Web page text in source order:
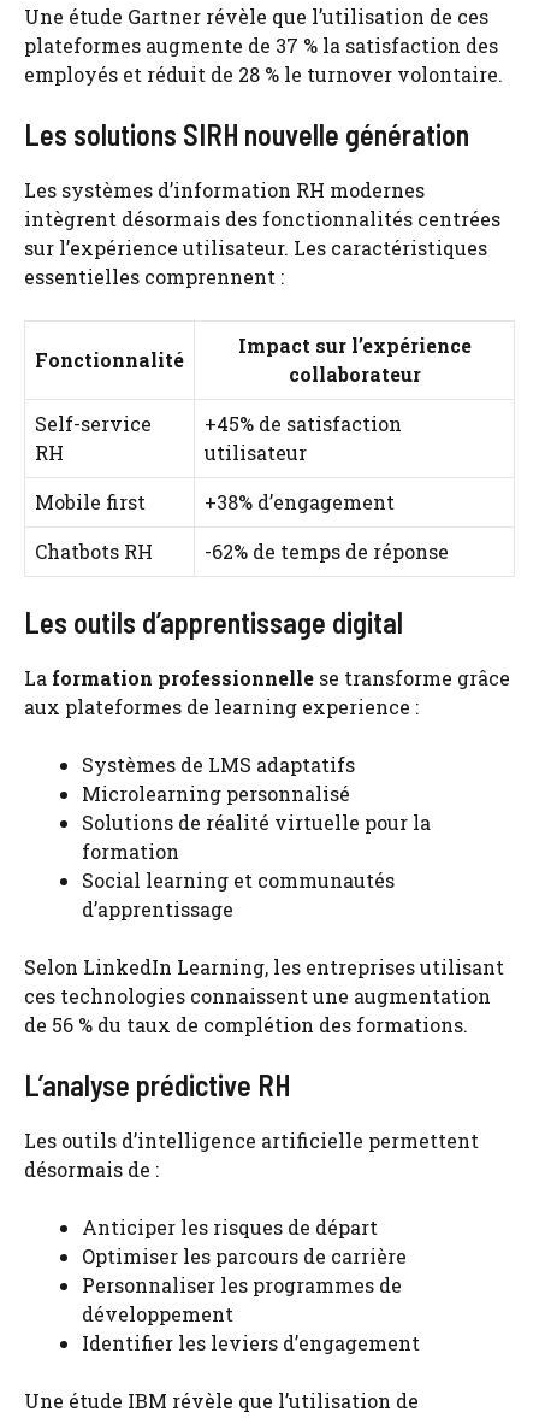
Une étude Gartner révèle que l’utilisation de ces
plateformes augmente de 37 % la satisfaction des
employés et réduit de 28 % le turnover volontaire.
Les solutions SIRH nouvelle génération
Les systèmes d’information RH modernes
intègrent désormais des fonctionnalités centrées
sur l’expérience utilisateur. Les caractéristiques
essentielles comprennent :
Fonctionnalité
Impact sur l’expérience
collaborateur
Self-service
RH
+45% de satisfaction
utilisateur
Mobile first
+38% d’engagement
Chatbots RH
-62% de temps de réponse
Les outils d’apprentissage digital
La formation professionnelle se transforme grâce
aux plateformes de learning experience :
Systèmes de LMS adaptatifs
Microlearning personnalisé
Solutions de réalité virtuelle pour la
formation
Social learning et communautés
d’apprentissage
Selon LinkedIn Learning, les entreprises utilisant
ces technologies connaissent une augmentation
de 56 % du taux de complétion des formations.
L’analyse prédictive RH
Les outils d’intelligence artificielle permettent
désormais de :
Anticiper les risques de départ
Optimiser les parcours de carrière
Personnaliser les programmes de
développement
Identifier les leviers d’engagement
Une étude IBM révèle que l’utilisation de